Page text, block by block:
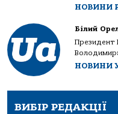
НОВИНИ
Білий
Президент
НОВИНИ
ВИБІР РЕДАКЦІЇ